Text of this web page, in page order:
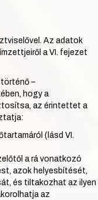
Az adatok
a VI. fejezet
–
hogy a
az érintettet a
(lásd VI.
a rá vonatkozó
azok helyesbítését,
és tiltakozhat az ilyen
az